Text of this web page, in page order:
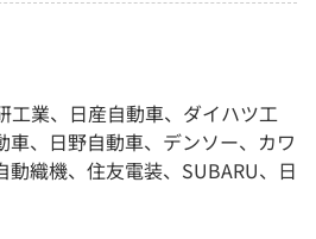
工業、日産自動車、ダイハツ工
車、日野自動車、デンソー、カワ
動織機、住友電装、SUBARU、日